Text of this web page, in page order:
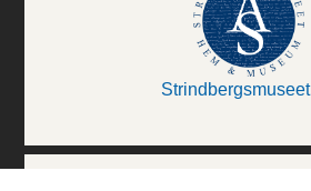
Strindbergsmuseet